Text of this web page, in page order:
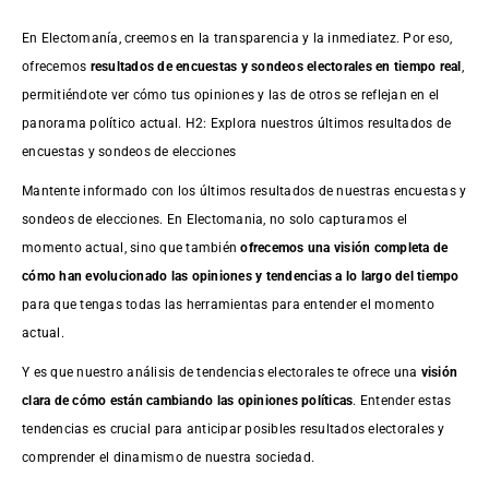
En Electomanía, creemos en la transparencia y la inmediatez. Por eso,
ofrecemos resultados deencuestas y sondeos electorales en tiempo real
permitiéndote ver cómo tus opiniones y las de otros se reflejan en el
panorama político actual. H2: Explora nuestros últimos resultados de
encuestas y sondeos de elecciones
Mantente informado con los últimos resultados de nuestras encuestasy
sondeos de elecciones. En Electomania, no solo capturamos el
momento actual, sino que tambiénofrecemos una visión completa de
cómo han evolucionado las opiniones y tendencias a lo largo del tiempo
para que tengas todas las herramientas para entender el momento
actual.
Y es que nuestro análisis de tendencias electorales te ofrece una visión
clara de cómo están cambiando las opiniones políticas. Entender estas
tendencias es crucial para anticipar posibles resultados electorales y
comprender el dinamismo de nuestra sociedad.